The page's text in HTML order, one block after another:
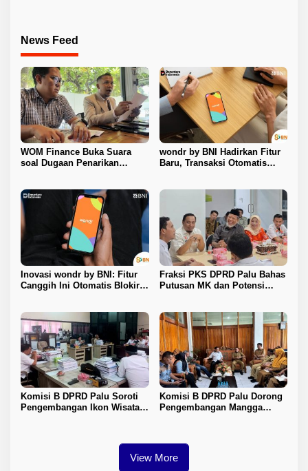
News Feed
WOM Finance Buka Suara
soal Dugaan Penarikan
Hukum
wondr by BNI Hadirkan Fitur
Baru, Transaksi Otomatis
Inovasi wondr by BNI: Fitur
Canggih Ini Otomatis Blokir
Fraksi PKS DPRD Palu Bahas
Putusan MK dan Potensi
Komisi B DPRD Palu Soroti
Pengembangan Ikon Wisata
Komisi B DPRD Palu Dorong
Pengembangan Mangga
View More